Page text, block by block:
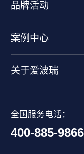
品牌活动
案例中心
关于爱波瑞
全国服务电话：
400-885-9866